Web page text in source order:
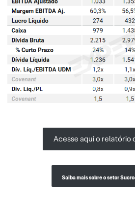
Acesse aqui o relatório
Saiba mais sobre o setor